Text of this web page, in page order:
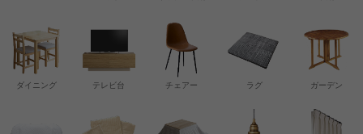
チェアー
テレビ台
ダイニング ラグ ガーデン